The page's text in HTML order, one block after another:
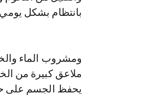
بانتظام بشكل
يحفظ الجسم على